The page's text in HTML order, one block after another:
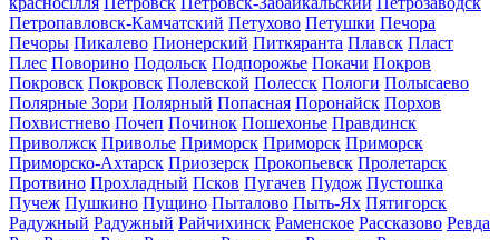
Петропавловск-Камчатский Петухово Петушки Печора
Печоры Пикалево Пионерский Питкяранта Плавск Пласт
Плес Поворино Подольск Подпорожье Покачи Покров
Покровск Покровск Полевской Полесск Пологи Полысаево
Полярные Зори Полярный Попасная Поронайск Порхов
Похвистнево Почеп Починок Пошехонье Правдинск
Приволжск Приволье Приморск Приморск Приморск
Приморско-Ахтарск Приозерск Прокопьевск Пролетарск
Протвино Прохладный Псков Пугачев Пудож Пустошка
Пучеж Пушкино Пущино Пыталово Пыть-Ях Пятигорск
Радужный Радужный Райчихинск Раменское Рассказово Ревда